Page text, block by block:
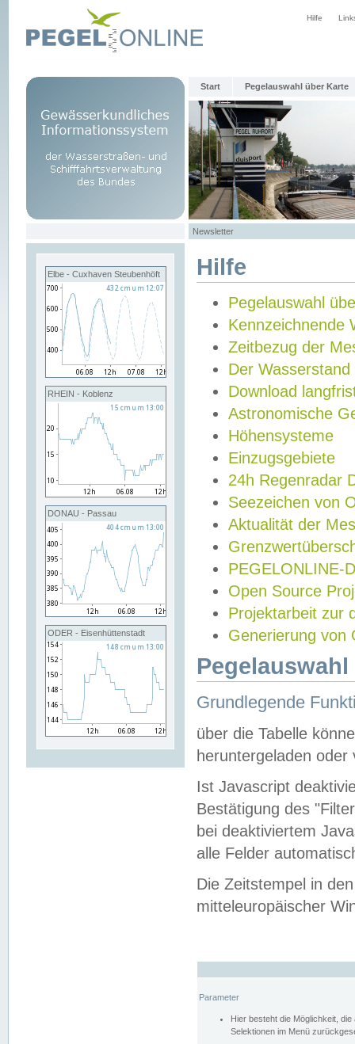
Hilfe
Start Pegelauswahl über Karte
Newsletter
Elbe - Cuxhaven Steubenhöft
RHEIN - Koblenz
DONAU - Passau
ODER - Eisenhüttenstadt
Hilfe
Pegelauswahl
Kennzeichnende
Zeitbezug der
Der Wasserstand
Download
Astronomische
Höhensysteme
Einzugsgebiete
24h Regenradar
Seezeichen von
Aktualität der
PEGELONLINE-
Open Source
Projektarbeit zur
Generierung von
Grundlegende
über die Tabelle
heruntergeladen oder
Ist Javascript
Bestätigung des
bei deaktiviertem
alle Felder
Die Zeitstempel in
mitteleuropäischer
Parameter
Hier besteht die Möglichkeit,
Selektionen im Menü